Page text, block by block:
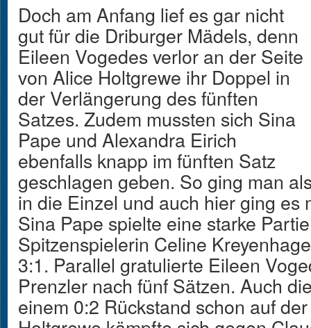
Doch am Anfang lief es gar nicht
gut für die Driburger Mädels, denn
Eileen Vogedes verlor an der Seite
von Alice Holtgrewe ihr Doppel in
der Verlängerung des fünften
Satzes. Zudem mussten sich Sina
Pape und Alexandra Eirich
ebenfalls knapp im fünften Satz
geschlagen geben. So ging man
in die Einzel und auch hier ging es
Sina Pape spielte eine starke
Spitzenspielerin Celine
3:1. Parallel gratulierte Eileen
Prenzler nach fünf Sätzen. Auch
einem 0:2 Rückstand schon auf